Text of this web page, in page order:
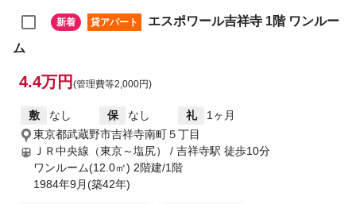
新着 貸アパート
エスポワール吉祥寺 1階 ワンルー
ム
4.4万円 (管理費等2,000円)
敷 なし 保 なし 礼
1ヶ月
東京都武蔵野市吉祥寺南町５丁目
ＪＲ中央線（東京～塩尻） / 吉祥寺駅 徒歩10分
ワンルーム(12.0㎡) 2階建/1階
1984年9月(築42年)